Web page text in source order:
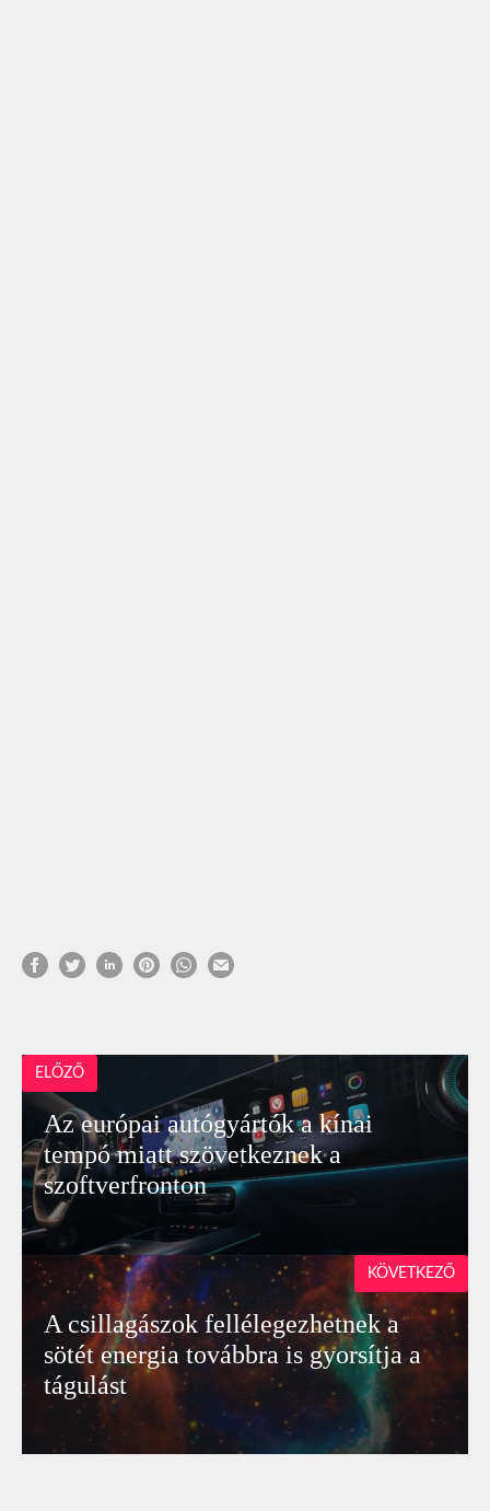
ELŐZŐ
Az európai autógyártók a kínai
tempó miatt szövetkeznek a
szoftverfronton
A csillagászok fellélegezhetnek a
sötét energia továbbra is gyorsítja a
tágulást
KÖVETKEZŐ